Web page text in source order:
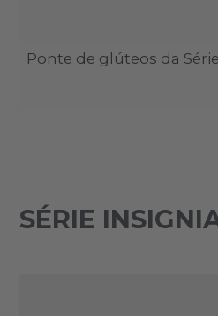
Ponte de glúteos da
SÉRIE